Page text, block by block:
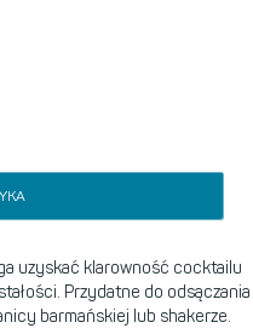
uzyskać klarowność cocktailu
Przydatne do odsączania
barmańskiej lub shakerze.